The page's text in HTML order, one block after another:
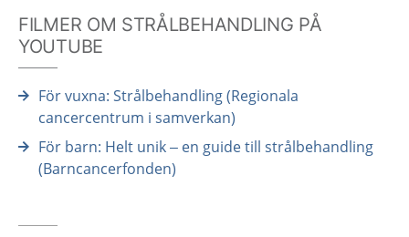
FILMER OM STRÅLBEHANDLING PÅ
YOUTUBE
För vuxna: Strålbehandling (Regionala
cancercentrum i samverkan)
För barn: Helt unik – en guide till strålbehandling
(Barncancerfonden)